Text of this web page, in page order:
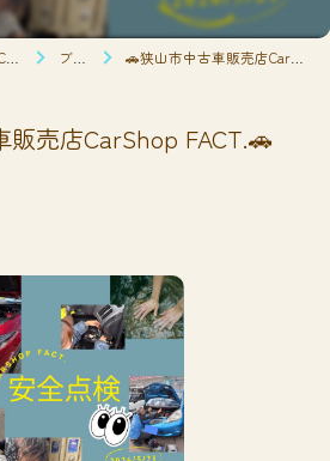
ブログ 🚗狭山市中古車販売店CarShop FACT.🚗
売店CarShop FACT.🚗